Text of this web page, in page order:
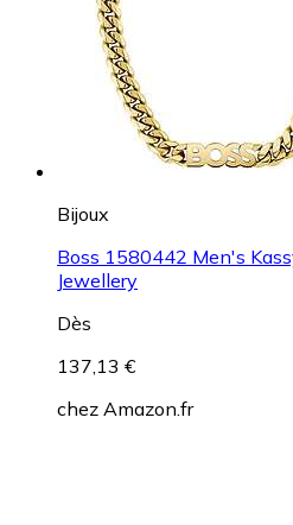
Bijoux
Boss 1580442 Men's
Jewellery
Dès
137,13 €
chez Amazon.fr